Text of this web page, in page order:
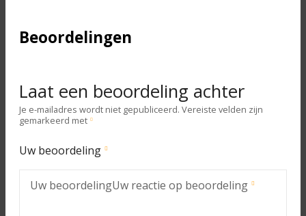
Beoordelingen
Laat een beoordeling achter
Je e-mailadres wordt niet gepubliceerd. Vereiste velden zijn
gemarkeerd met
Uw beoordeling
Uw beoordelingUw reactie op beoordeling